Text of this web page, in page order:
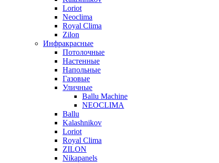
Loriot
Neoclima
Royal Clima
Zilon
Инфракрасные
Потолочные
Настенные
Напольные
Газовые
Уличные
Ballu Machine
NEOCLIMA
Ballu
Kalashnikov
Loriot
Royal Clima
ZILON
Nikapanels